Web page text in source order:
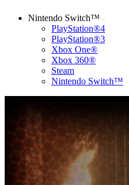
Nintendo Switch™
PlayStation®4
PlayStation®3
Xbox One®
Xbox 360®
Steam
Nintendo Switch™